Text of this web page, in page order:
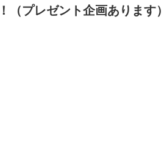
プレゼント企画あります）